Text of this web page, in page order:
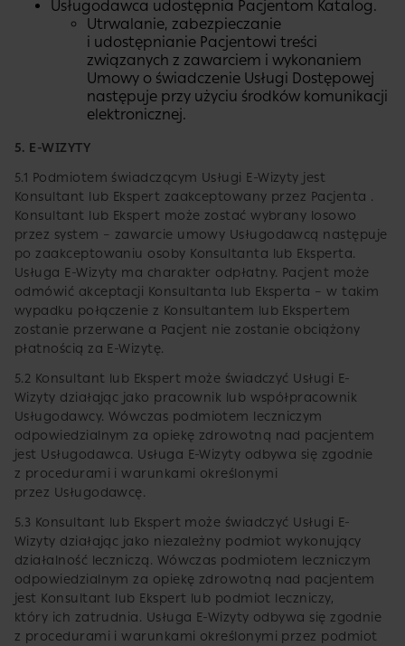
Usługodawca udostępnia Pacjentom Katalog.
Utrwalanie, zabezpieczanie
i udostępnianie Pacjentowi treści
związanych z zawarciem i wykonaniem
Umowy o świadczenie Usługi Dostępowej
następuje przy użyciu środków komunikacji
elektronicznej.
5. E-WIZYTY
5.1 Podmiotem świadczącym Usługi E-Wizyty jest
Konsultant lub Ekspert zaakceptowany przez Pacjenta .
Konsultant lub Ekspert może zostać wybrany losowo
przez system – zawarcie umowy Usługodawcą następuje
po zaakceptowaniu osoby Konsultanta lub Eksperta.
Usługa E-Wizyty ma charakter odpłatny. Pacjent może
odmówić akceptacji Konsultanta lub Eksperta – w takim
wypadku połączenie z Konsultantem lub Ekspertem
zostanie przerwane a Pacjent nie zostanie obciążony
płatnością za E-Wizytę.
5.2 Konsultant lub Ekspert może świadczyć Usługi E-
Wizyty działając jako pracownik lub współpracownik
Usługodawcy. Wówczas podmiotem leczniczym
odpowiedzialnym za opiekę zdrowotną nad pacjentem
jest Usługodawca. Usługa E-Wizyty odbywa się zgodnie
z procedurami i warunkami określonymi
przez Usługodawcę.
5.3 Konsultant lub Ekspert może świadczyć Usługi E-
Wizyty działając jako niezależny podmiot wykonujący
działalność leczniczą. Wówczas podmiotem leczniczym
odpowiedzialnym za opiekę zdrowotną nad pacjentem
jest Konsultant lub Ekspert lub podmiot leczniczy,
który ich zatrudnia. Usługa E-Wizyty odbywa się zgodnie
z procedurami i warunkami określonymi przez podmiot